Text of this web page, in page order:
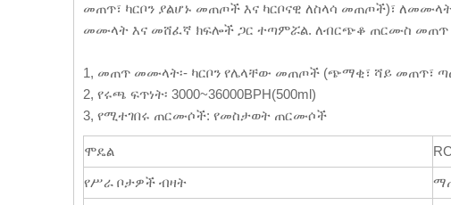
መጠጥ፣ ካርቦን ያልሆኑ መጠጦች እና ካርቦናዊ ለስላሳ መጠጦች)፣
መሙላት እና መሸፈኛ ክፍሎች ጋር ተጣምሯል. ለብርጭቆ ጠርሙስ
1, መጠጥ መሙላት፡- ካርቦን የሌላቸው መጠጦች (ጭማቂ፣ ሻይ መጠጥ፣
2, የሩጫ ፍጥነት፡ 3000~36000BPH(500ml)
3, የሚተገበሩ ጠርሙሶች: የመስታወት ጠርሙሶች
ሞዴል
የሥራ ቦታዎች ብዛት